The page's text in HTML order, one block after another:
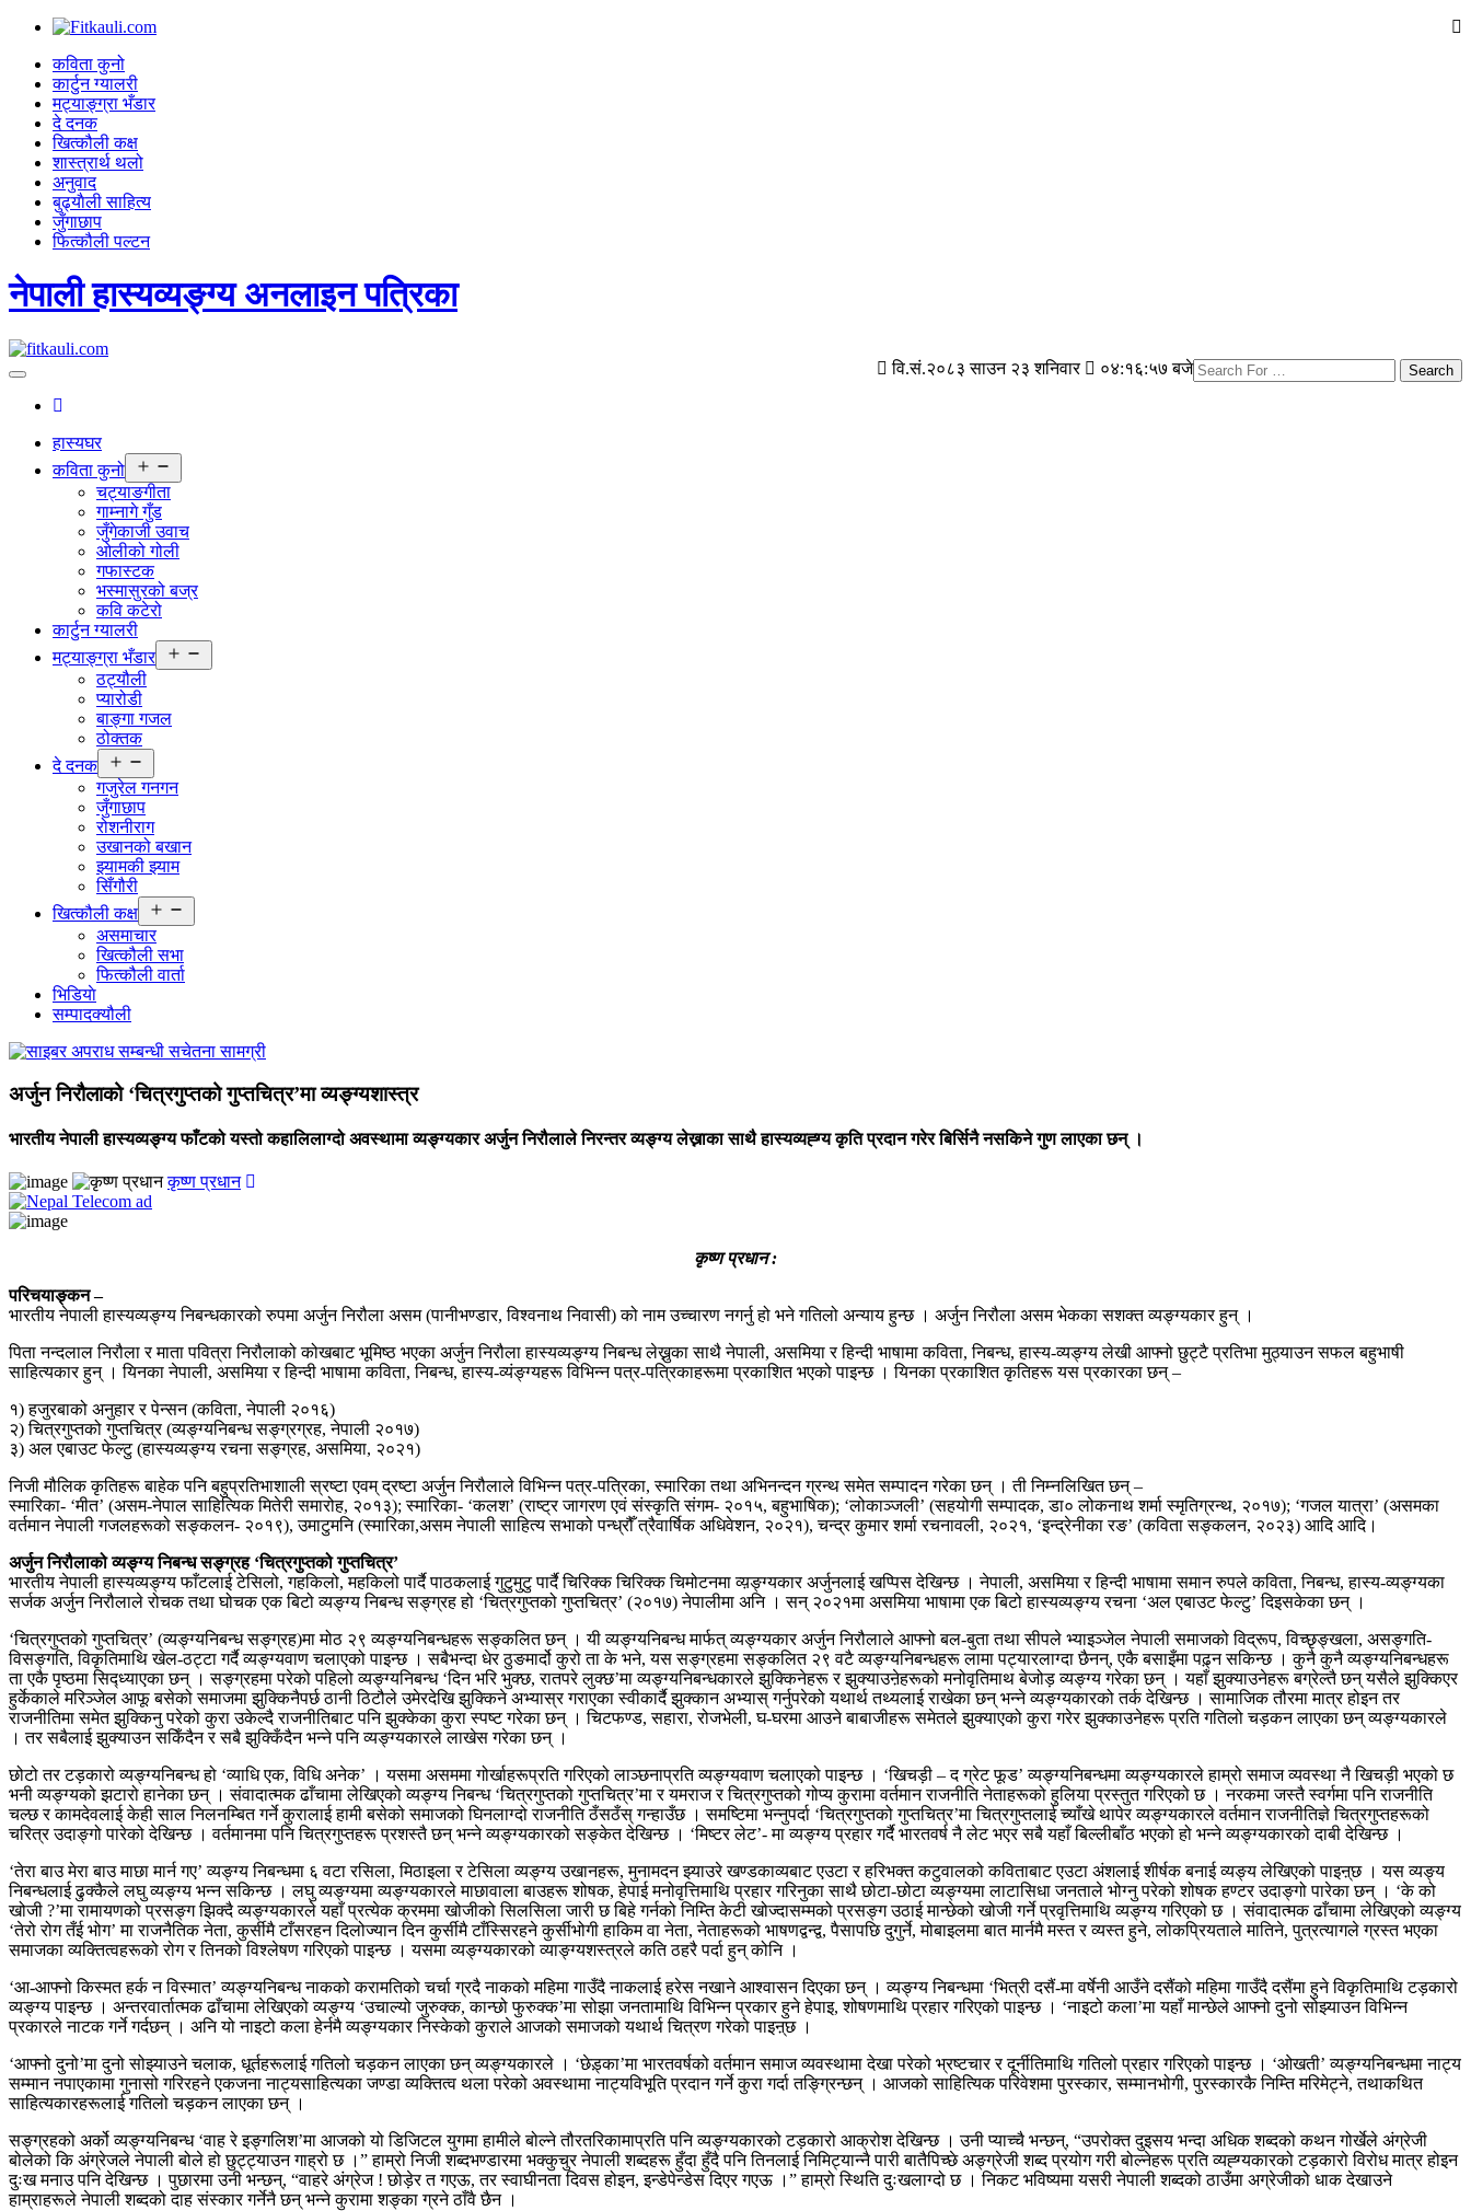
कविता कुनो
कार्टुन ग्यालरी
मट्याङ्ग्रा भँडार
दे दनक
खित्कौली कक्ष
शास्त्रार्थ थलो
अनुवाद
बुढ्याैली साहित्य
जुँगाछाप
फित्कौली पल्टन
नेपाली हास्यव्यङ्ग्य अनलाइन पत्रिका
Search
वि.सं.२०८३ साउन २३ शनिवार ०४:१६:५८ बजे
हास्यघर
कविता कुनो
menu
चट्याङगीता
गाम्नागे गुँड
जुँगेकाजी उवाच
ओलीको गोली
गफास्टक
भस्मासुरको बज्र
कवि कटेरो
कार्टुन ग्यालरी
मट्याङ्ग्रा भँडार
menu
ठट्यौली
प्यारोडी
बाङ्गा गजल
ठोक्तक
दे दनक
menu
गजुरेल गनगन
जुँगाछाप
रोशनीराग
उखानको बखान
झ्यामकी झ्याम
सिँगौरी
खित्कौली कक्ष
menu
असमाचार
खित्कौली सभा
फित्कौली वार्ता
भिडियाे
सम्पादक्यौली
अर्जुन निरौलाको ‘चित्रगुप्तको गुप्तचित्र’मा व्यङ्ग्यशास्त्र
भारतीय नेपाली हास्यव्यङ्ग्य फाँटको यस्तो कहालिलाग्दो अवस्थामा व्यङ्ग्यकार अर्जुन निरौलाले निरन्तर व्यङ्ग्य लेख्नाका साथै हास्यव्यह्ग्य कृति प्रदान गरेर बिर्सिनै नसकिने गुण लाएका छन् ।
कृष्ण प्रधान
कृष्ण प्रधान :
परिचयाङ्कन –
भारतीय नेपाली हास्यव्यङ्ग्य निबन्धकारको रुपमा अर्जुन निरौला असम (पानीभण्डार, विश्वनाथ निवासी) को नाम उच्चारण नगर्नु हो भने गतिलो अन्याय हुन्छ । अर्जुन निरौला असम भेकका सशक्त व्यङ्ग्यकार हुन् ।
पिता नन्दलाल निरौला र माता पवित्रा निरौलाको कोखबाट भूमिष्ठ भएका अर्जुन निरौला हास्यव्यङ्ग्य निबन्ध लेख्नुका साथै नेपाली, असमिया र हिन्दी भाषामा कविता, निबन्ध, हास्य-व्यङ्ग्य लेखी आफ्नो छुट्टै प्रतिभा मुठ्याउन सफल बहुभाषी
साहित्यकार हुन् । यिनका नेपाली, असमिया र हिन्दी भाषामा कविता, निबन्ध, हास्य-व्यंङ्ग्यहरू विभिन्न पत्र-पत्रिकाहरूमा प्रकाशित भएको पाइन्छ । यिनका प्रकाशित कृतिहरू यस प्रकारका छन् –
१) हजुरबाको अनुहार र पेन्सन (कविता, नेपाली २०१६)
२) चित्रगुप्तको गुप्तचित्र (व्यङ्ग्यनिबन्ध सङ्ग्रग्रह, नेपाली २०१७)
३) अल एबाउट फेल्टु (हास्यव्यङ्ग्य रचना सङ्ग्रह, असमिया, २०२१)
निजी मौलिक कृतिहरू बाहेक पनि बहुप्रतिभाशाली स्रष्टा एवम् द्रष्टा अर्जुन निरौलाले विभिन्न पत्र-पत्रिका, स्मारिका तथा अभिनन्दन ग्रन्थ समेत सम्पादन गरेका छन् । ती निम्नलिखित छन् –
स्मारिका- ‘मीत’ (असम-नेपाल साहित्यिक मितेरी समारोह, २०१३); स्मारिका- ‘कलश’ (राष्ट्र जागरण एवं संस्कृति संगम- २०१५, बहुभाषिक); ‘लोकाञ्जली’ (सहयोगी सम्पादक, डा० लोकनाथ शर्मा स्मृतिग्रन्थ, २०१७); ‘गजल यात्रा’ (असमका
वर्तमान नेपाली गजलहरूको सङ्कलन- २०१९), उमाटुमनि (स्मारिका,असम नेपाली साहित्य सभाको पन्ध्रौँ त्रैवार्षिक अधिवेशन, २०२१), चन्द्र कुमार शर्मा रचनावली, २०२१, ‘इन्द्रेनीका रङ’ (कविता सङ्कलन, २०२३) आदि आदि।
अर्जुन निरौलाको व्यङ्ग्य निबन्ध सङ्ग्रह ‘चित्रगुप्तको गुप्तचित्र’
भारतीय नेपाली हास्यव्यङ्ग्य फाँटलाई टेसिलो, गहकिलो, महकिलो पार्दै पाठकलाई गुटुमुटु पार्दै चिरिक्क चिरिक्क चिमोटनमा व्य़ङ्ग्यकार अर्जुनलाई खप्पिस देखिन्छ । नेपाली, असमिया र हिन्दी भाषामा समान रुपले कविता, निबन्ध, हास्य-व्यङ्ग्यका
सर्जक अर्जुन निरौलाले रोचक तथा घोचक एक बिटो व्यङ्ग्य निबन्ध सङ्ग्रह हो ‘चित्रगुप्तको गुप्तचित्र’ (२०१७) नेपालीमा अनि । सन् २०२१मा असमिया भाषामा एक बिटो हास्यव्यङ्ग्य रचना ‘अल एबाउट फेल्टु’ दिइसकेका छन् ।
‘चित्रगुप्तको गुप्तचित्र’ (व्यङ्ग्यनिबन्ध सङ्ग्रह)मा मोठ २९ व्यङ्ग्यनिबन्धहरू सङ्कलित छन् । यी व्यङ्ग्यनिबन्ध मार्फत् व्यङ्ग्यकार अर्जुन निरौलाले आफ्नो बल-बुता तथा सीपले भ्याइञ्जेल नेपाली समाजको विद्रूप, विच्छृङ्खला, असङ्गति-
विसङ्गति, विकृतिमाथि खेल-ठट्टा गर्दै व्यङ्ग्यवाण चलाएको पाइन्छ । सबैभन्दा धेर ठुङमार्दो कुरो ता के भने, यस सङ्ग्रहमा सङ्कलित २९ वटै व्यङ्ग्यनिबन्धहरू लामा पट्यारलाग्दा छैनन्, एकै बसाइँमा पढ़्न सकिन्छ । कुनै कुनै व्यङ्ग्यनिबन्धहरू
ता एकै पृष्ठमा सिद्ध्याएका छन् । सङ्ग्रहमा परेको पहिलो व्यङ्ग्यनिबन्ध ‘दिन भरि भुक्छ, रातपरे लुक्छ’मा व्यङ्ग्यनिबन्धकारले झुक्किनेहरू र झुक्याउऩेहरूको मनोवृतिमाथ बेजोड़ व्यङ्ग्य गरेका छन् । यहाँ झुक्याउनेहरू बग्रेल्तै छन् यसैले झुक्किएर
हुर्केकाले मरिञ्जेल आफू बसेको समाजमा झुक्किनैपर्छ ठानी ठिटौले उमेरदेखि झुक्किने अभ्यास्र गराएका स्वीकार्दै झुक्कान अभ्यास् गर्नुपरेको यथार्थ तथ्यलाई राखेका छन् भन्ने व्यङ्ग्यकारको तर्क देखिन्छ । सामाजिक तौरमा मात्र होइन तर
राजनीतिमा समेत झुक्किनु परेको कुरा उकेल्दै राजनीतिबाट पनि झुक्केका कुरा स्पष्ट गरेका छन् । चिटफण्ड, सहारा, रोजभेली, घ-घरमा आउने बाबाजीहरू समेतले झुक्याएको कुरा गरेर झुक्काउनेहरू प्रति गतिलो चड़कन लाएका छन् व्यङ्ग्यकारले
। तर सबैलाई झुक्याउन सकिँदैन र सबै झुक्किँदैन भन्ने पनि व्यङ्ग्यकारले लाखेस गरेका छन् ।
छोटो तर टड़कारो व्यङ्ग्यनिबन्ध हो ‘व्याधि एक, विधि अनेक’ । यसमा असममा गोर्खाहरूप्रति गरिएको लाञ्छनाप्रति व्यङ्ग्यवाण चलाएको पाइन्छ । ‘खिचड़ी – द ग्रेट फूड’ व्यङ्ग्यनिबन्धमा व्यङ्ग्यकारले हाम्रो समाज व्यवस्था नै खिचड़ी भएको छ
भनी व्यङ्ग्यको झटारो हानेका छन् । संवादात्मक ढाँचामा लेखिएको व्यङ्ग्य निबन्ध ‘चित्रगुप्तको गुप्तचित्र’मा र यमराज र चित्रगुप्तको गोप्य कुरामा वर्तमान राजनीति नेताहरूको हुलिया प्रस्तुत गरिएको छ । नरकमा जस्तै स्वर्गमा पनि राजनीति
चल्छ र कामदेवलाई केही साल निलनम्बित गर्ने कुरालाई हामी बसेको समाजको घिनलाग्दो राजनीति ठँसठँस् गन्हाउँछ । समष्टिमा भन्नुपर्दा ‘चित्रगुप्तको गुप्तचित्र’मा चित्रगुप्तलाई च्याँखे थापेर व्यङ्ग्यकारले वर्तमान राजनीतिज्ञे चित्रगुप्तहरूको
चरित्र उदाङ्गो पारेको देखिन्छ । वर्तमानमा पनि चित्रगुप्तहरू प्रशस्तै छन् भन्ने व्यङ्ग्यकारको सङ्केत देखिन्छ । ‘मिष्टर लेट’- मा व्यङ्ग्य प्रहार गर्दै भारतवर्ष नै लेट भएर सबै यहाँ बिल्लीबाँठ भएको हो भन्ने व्यङ्ग्यकारको दाबी देखिन्छ ।
‘तेरा बाउ मेरा बाउ माछा मार्न गए’ व्यङ्ग्य निबन्धमा ६ वटा रसिला, मिठाइला र टेसिला व्यङ्ग्य उखानहरू, मुनामदन झ्याउरे खण्डकाव्यबाट एउटा र हरिभक्त कटुवालको कविताबाट एउटा अंशलाई शीर्षक बनाई व्यङ्य लेखिएको पाइऩ्छ । यस व्यङ्य
निबन्धलाई ढुक्कैले लघु व्यङ्ग्य भन्न सकिन्छ । लघु व्यङ्ग्यमा व्यङ्ग्यकारले माछावाला बाउहरू शोषक, हेपाई मनोवृत्तिमाथि प्रहार गरिनुका साथै छोटा-छोटा व्यङ्ग्यमा लाटासिधा जनताले भोग्नु परेको शोषक हण्टर उदाङ्गो पारेका छन् । ‘के को
खोजी ?’मा रामायणको प्रसङ्ग झिक्दै व्यङ्ग्यकारले यहाँ प्रत्येक क्रममा खोजीको सिलसिला जारी छ बिहे गर्नको निम्ति केटी खोज्दासम्मको प्रसङ्ग उठाई मान्छेको खोजी गर्ने प्रवृत्तिमाथि व्यङ्ग्य गरिएको छ । संवादात्मक ढाँचामा लेखिएको व्यङ्ग्य
‘तेरो रोग तँई भोग’ मा राजनैतिक नेता, कुर्सीमै टाँसरहन दिलोज्यान दिन कुर्सीमै टाँस्सिरहने कुर्सीभोगी हाकिम वा नेता, नेताहरूको भाषणद्वन्द्व, पैसापछि दुगुर्ने, मोबाइलमा बात मार्नमै मस्त र व्यस्त हुने, लोकप्रियताले मातिने, पुत्रत्यागले ग्रस्त भएका
समाजका व्यक्तित्वहरूको रोग र तिनको विश्लेषण गरिएको पाइन्छ । यसमा व्यङ्ग्यकारको व्याङ्ग्यशस्त्रले कति ठहरै पर्दा हुन् कोनि ।
‘आ-आफ्नो किस्मत हर्क न विस्मात’ व्यङ्ग्यनिबन्ध नाकको करामतिको चर्चा ग्रदै नाकको महिमा गाउँदै नाकलाई हरेस नखाने आश्वासन दिएका छन् । व्यङ्ग्य निबन्धमा ‘भित्री दसैं-मा वर्षेनी आउँने दसैंको महिमा गाउँदै दसैंमा हुने विकृतिमाथि टड़कारो
व्यङ्ग्य पाइन्छ । अन्तरवार्तात्मक ढाँचामा लेखिएको व्यङ्ग्य ‘उचाल्यो जुरुक्क, कान्छो फुरुक्क’मा सोझा जनतामाथि विभिन्न प्रकार हुने हेपाइ, शोषणमाथि प्रहार गरिएको पाइन्छ । ‘नाइटो कला’मा यहाँ मान्छेले आफ्नो दुनो सोझ्याउन विभिन्न
प्रकारले नाटक गर्ने गर्दछन् । अनि यो नाइटो कला हेर्नमै व्यङ्ग्यकार निस्केको कुराले आजको समाजको यथार्थ चित्रण गरेको पाइऩ्छ ।
‘आफ्नो दुनो’मा दुनो सोझ्याउने चलाक, धूर्तहरूलाई गतिलो चड़कन लाएका छन् व्यङ्ग्यकारले । ‘छेड़्का’मा भारतवर्षको वर्तमान समाज व्यवस्थामा देखा परेको भ्रष्टचार र दूर्नीतिमाथि गतिलो प्रहार गरिएको पाइन्छ । ‘ओखती’ व्यङ्ग्यनिबन्धमा नाट्य
सम्मान नपाएकामा गुनासो गरिरहने एकजना नाट्यसाहित्यका जण्डा व्यक्तित्व थला परेको अवस्थामा नाट्यविभूति प्रदान गर्ने कुरा गर्दा तङ्ग्रिन्छन् । आजको साहित्यिक परिवेशमा पुरस्कार, सम्मानभोगी, पुरस्कारकै निम्ति मरिमेट्ने, तथाकथित
साहित्यकारहरूलाई गतिलो चड़कन लाएका छन् ।
सङ्ग्रहको अर्को व्यङ्ग्यनिबन्ध ‘वाह रे इङ्गलिश’मा आजको यो डिजिटल युगमा हामीले बोल्ने तौरतरिकामाप्रति पनि व्यङ्ग्यकारको टड़कारो आक्रोश देखिन्छ । उनी प्याच्चै भन्छन्, “उपरोक्त दुइसय भन्दा अधिक शब्दको कथन गोर्खेले अंग्रेजी
बोलेको कि अंग्रेजले नेपाली बोले हो छुट्ट्याउन गाह्रो छ ।” हाम्रो निजी शब्दभण्डारमा भक्कुचुर नेपाली शब्दहरू हुँदा हुँदै पनि तिनलाई निमिट्यान्नै पारी बातैपिच्छे अङ्ग्रेजी शब्द प्रयोग गरी बोल्नेहरू प्रति व्यह्ग्यकारको टड़कारो विरोध मात्र होइन
दुःख मनाउ पनि देखिन्छ । पुछारमा उनी भन्छन्, “वाहरे अंग्रेज ! छोड़ेर त गएऊ, तर स्वाघीनता दिवस होइन, इन्डेपेन्डेस दिएर गएऊ ।” हाम्रो स्थिति दुःखलाग्दो छ । निकट भविष्यमा यसरी नेपाली शब्दको ठाउँमा अग्रेजीको धाक देखाउने
हाम्राहरूले नेपाली शब्दको दाह संस्कार गर्नेनै छन् भन्ने कुरामा शङ्का ग्रने ठाँवै छैन ।